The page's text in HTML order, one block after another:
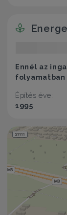
Ennél az
folyamatban
Építés éve:
1995